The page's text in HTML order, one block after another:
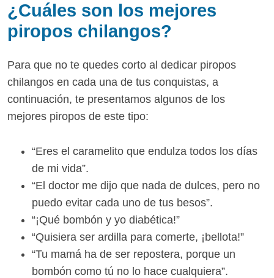
¿Cuáles son los mejores
piropos chilangos?
Para que no te quedes corto al dedicar piropos
chilangos en cada una de tus conquistas, a
continuación, te presentamos algunos de los
mejores piropos de este tipo:
“Eres el caramelito que endulza todos los días
de mi vida”.
“El doctor me dijo que nada de dulces, pero no
puedo evitar cada uno de tus besos”.
“¡Qué bombón y yo diabética!”
“Quisiera ser ardilla para comerte, ¡bellota!”
“Tu mamá ha de ser repostera, porque un
bombón como tú no lo hace cualquiera”.